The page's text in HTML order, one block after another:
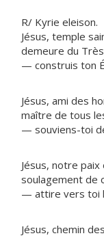
R/ Kyrie eleison.
Jésus, temple
demeure du
— construis ton
Jésus, ami des
maître de tous
— souviens-toi
Jésus, notre
soulagement de
— attire vers toi
Jésus, chemin